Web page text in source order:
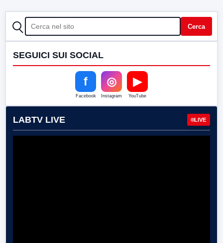
CERCA Cerca
SEGUICI SUI SOCIAL
f
Facebook
◎
Instagram
▶
YouTube
LABTV LIVE LIVE